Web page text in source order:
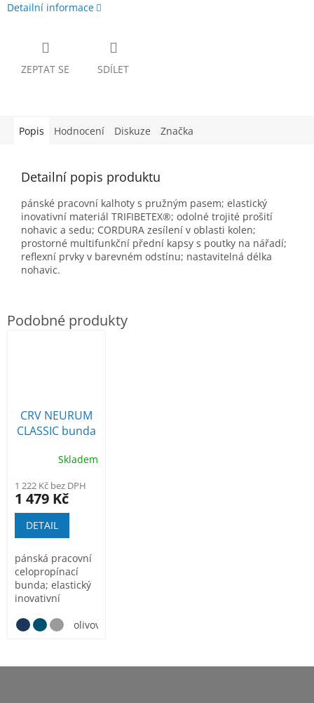
Detailní informace
ZEPTAT SE SDÍLET
Popis Hodnocení Diskuze Značka
Detailní popis produktu
pánské pracovní kalhoty s pružným pasem; elastický
inovativní materiál TRIFIBETEX®; odolné trojité prošití
nohavic a sedu; CORDURA zesílení v oblasti kolen;
prostorné multifunkční přední kapsy s poutky na nářadí;
reflexní prvky v barevném odstínu; nastavitelná délka
nohavic.
CRV NEURUM
CLASSIC bunda
Skladem
1 222 Kč bez DPH
1 479 Kč
DETAIL
pánská pracovní
celopropínací
bunda; elastický
inovativní
TRIFIBETEX® v...
olivová
Z